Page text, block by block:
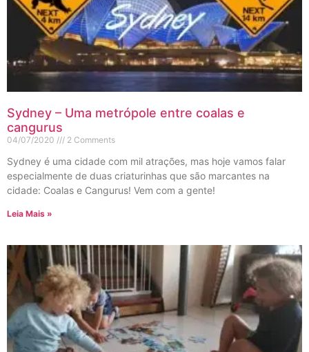
Sydney – Uma metrópole entre coalas e
cangurus
04/07/2020 2 Comments
Sydney é uma cidade com mil atrações, mas hoje vamos falar
especialmente de duas criaturinhas que são marcantes na
cidade: Coalas e Cangurus! Vem com a gente!
Leia Mais »